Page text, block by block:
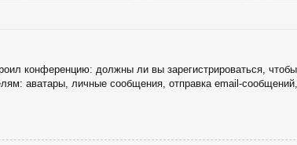
конференцию: должны ли вы зарегистрироваться,
аватары, личные сообщения, отправка email-